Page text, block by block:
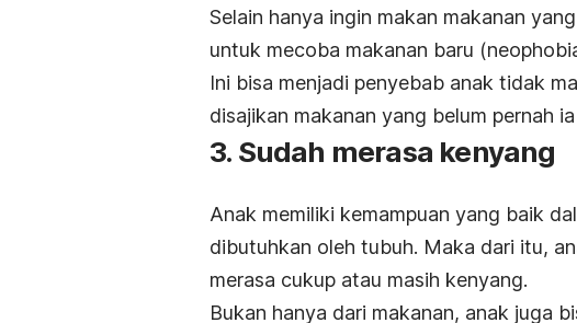
Selain hanya ingin makan makanan
untuk mecoba makanan baru
Ini bisa menjadi penyebab anak tidak
disajikan makanan yang belum pernah
3. Sudah merasa kenyang
Anak memiliki kemampuan yang baik
dibutuhkan oleh tubuh. Maka dari itu,
merasa cukup atau masih kenyang.
Bukan hanya dari makanan, anak juga